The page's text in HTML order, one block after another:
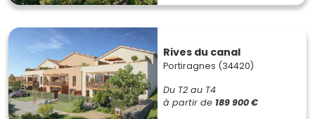
Rives du canal
Portiragnes (34420)
Du T2 au T4
à partir de 189 900 €